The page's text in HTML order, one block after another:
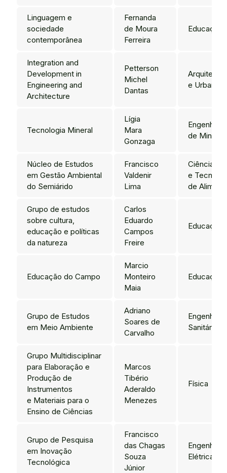
Linguagem e
sociedade
contemporânea
Fernanda
de Moura
Ferreira
Educação
Integration and
Development in
Engineering and
Architecture
Petterson
Michel
Dantas
Arquitetura
e
Tecnologia Mineral
Lígia
Mara
Gonzaga
Engenharia
de Minas
Núcleo de Estudos
em Gestão Ambiental
do Semiárido
Francisco
Valdenir
Lima
Ciência
e
de
Grupo de estudos
sobre cultura,
educação e políticas
da natureza
Carlos
Eduardo
Campos
Freire
Educação
Educação do Campo
Marcio
Monteiro
Maia
Educação
Grupo de Estudos
em Meio Ambiente
Adriano
Soares de
Carvalho
Engenharia
Sanitária
Grupo Multidisciplinar
para Elaboração e
Produção de
Instrumentos
e Materiais para o
Ensino de Ciências
Marcos
Tibério
Aderaldo
Menezes
Física
Grupo de Pesquisa
em Inovação
Tecnológica
Francisco
das Chagas
Souza
Júnior
Engenharia
Elétrica